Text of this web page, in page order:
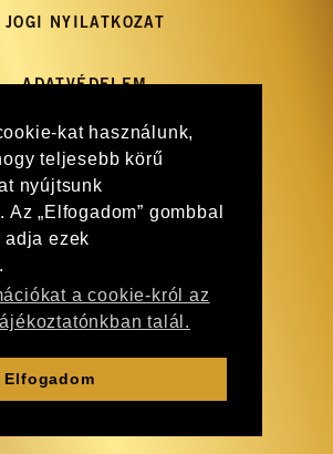
kat használunk,
teljesebb körű
nyújtsunk
Az „Elfogadom” gombbal
adja ezek
a cookie-król az
talál.
Elfogadom
JOGI NYILATKOZAT
ADATVÉDELEM
IMPRESSZUM
GY.I.K.
WEBSHOP